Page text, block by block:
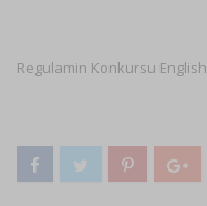
Regulamin Konkursu